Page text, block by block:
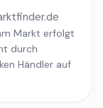
Markt erfolgt
durch
Händler auf